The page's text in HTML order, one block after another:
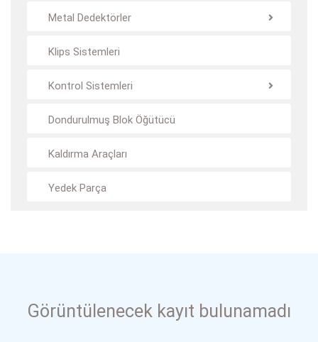
Metal Dedektörler
Klips Sistemleri
Kontrol Sistemleri
Dondurulmuş Blok Öğütücü
Kaldırma Araçları
Yedek Parça
Görüntülenecek kayıt bulunamadı